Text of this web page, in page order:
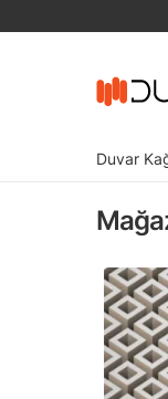
Duvar